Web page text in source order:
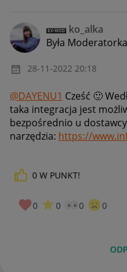
ko_alka
Była
‎28-11-2022 20:18
@DAYENU1 Cześć 🙂
taka integracja jest
bezpośrednio u dostawcy
narzędzia: https://
0 W PUNKT!
0 0 0 0